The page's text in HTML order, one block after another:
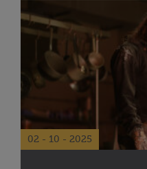
02 - 10 - 2025